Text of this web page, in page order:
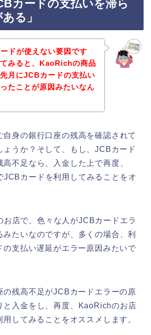
カードの支払いを滞ら
る」
ドが使えない要因です
みると、KaoRichの商品
月にJCBカードの支払い
たことが原因みたいなん
自身の銀行口座の残高を確認されて
ょうか？そして、もし、JCBカード
不足なら、入金した上で再度、
JCBカードを利用してみることをオ
店で、色々な人がJCBカードエラ
みたいなのですが、多くの場合、利
の支払い遅延がエラー原因みたいで
の残高不足がJCBカードエラーの原
と入金をし、再度、KaoRichのお店
してみることをオススメします。